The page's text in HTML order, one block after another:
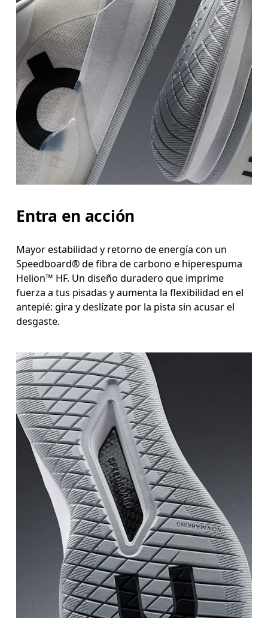
Entra en acción
Mayor estabilidad y retorno de energía con un
Speedboard® de fibra de carbono e hiperespuma
Helion™ HF. Un diseño duradero que imprime
fuerza a tus pisadas y aumenta la flexibilidad en el
antepié: gira y deslízate por la pista sin acusar el
desgaste.